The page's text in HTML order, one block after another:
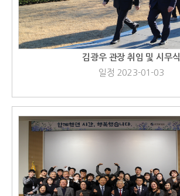
김광우 관장 취임 및 시무식
일정 2023-01-03